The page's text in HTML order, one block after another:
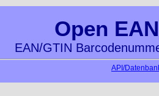
Open
EAN/GTIN
API/